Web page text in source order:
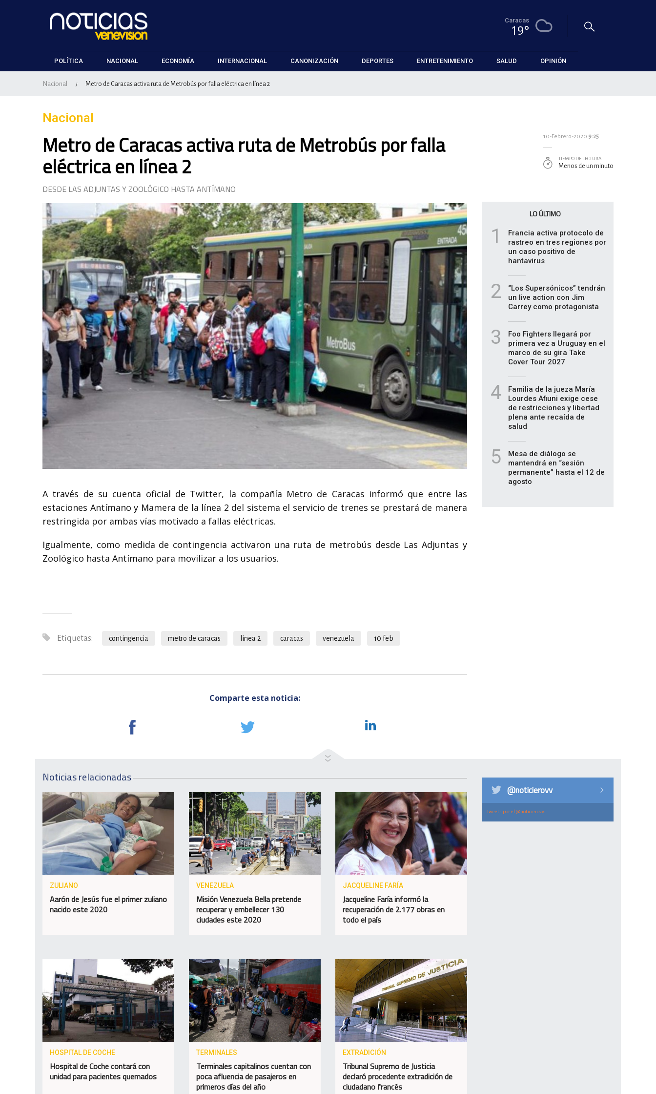
Caracas
19°
POLÍTICA NACIONAL ECONOMÍA INTERNACIONAL CANONIZACIÓN DEPORTES ENTRETENIMIENTO SALUD OPINIÓN
Nacional / Metro de Caracas activa ruta de Metrobús por falla eléctrica en línea 2
Nacional
Metro de Caracas activa ruta de Metrobús por falla
eléctrica en línea 2
DESDE LAS ADJUNTAS Y ZOOLÓGICO HASTA ANTÍMANO
A través de su cuenta oficial de Twitter, la compañía Metro de Caracas informó que entre las
estaciones Antímano y Mamera de la línea 2 del sistema el servicio de trenes se prestará de manera
restringida por ambas vías motivado a fallas eléctricas.
Igualmente, como medida de contingencia activaron una ruta de metrobús desde Las Adjuntas y
Zoológico hasta Antímano para movilizar a los usuarios.
Etiquetas: contingencia metro de caracas linea 2 caracas venezuela 10 feb
Comparte esta noticia:
10-Febrero-2020 9:25
TIEMPO DE LECTURA
Menos de un minuto
LO ÚLTIMO
1
Francia activa protocolo de
rastreo en tres regiones por
un caso positivo de
hantavirus
2
“Los Supersónicos” tendrán
un live action con Jim
Carrey como protagonista
3
Foo Fighters llegará por
primera vez a Uruguay en el
marco de su gira Take
Cover Tour 2027
4
Familia de la jueza María
Lourdes Afiuni exige cese
de restricciones y libertad
plena ante recaída de
salud
5
Mesa de diálogo se
mantendrá en “sesión
permanente” hasta el 12 de
agosto
Noticias relacionadas
ZULIANO
Aarón de Jesús fue el primer zuliano
nacido este 2020
VENEZUELA
Misión Venezuela Bella pretende
recuperar y embellecer 130
ciudades este 2020
JACQUELINE FARÍA
Jacqueline Faría informó la
recuperación de 2.177 obras en
todo el país
HOSPITAL DE COCHE
Hospital de Coche contará con
unidad para pacientes quemados
TERMINALES
Terminales capitalinos cuentan con
poca afluencia de pasajeros en
primeros días del año
EXTRADICIÓN
Tribunal Supremo de Justicia
declaró procedente extradición de
ciudadano francés
@noticierovv
Tweets por el @noticierovv.